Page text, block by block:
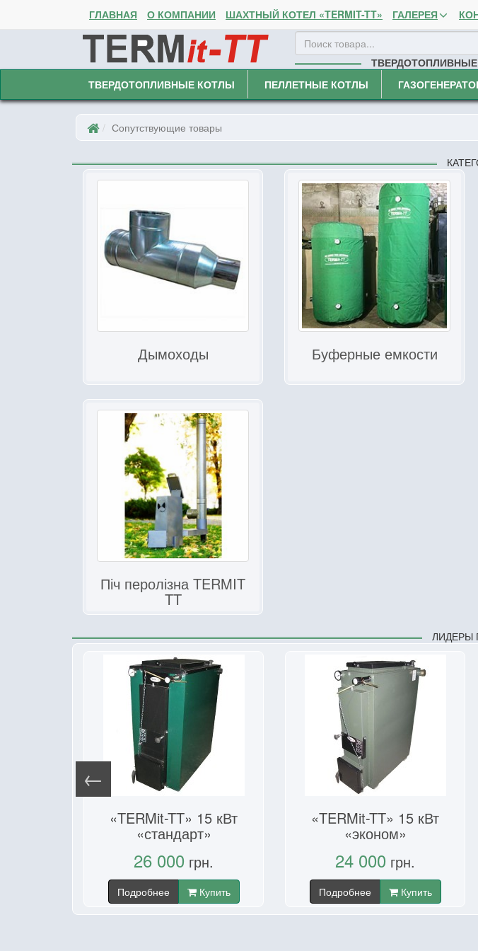
ГЛАВНАЯ О КОМПАНИИ ШАХТНЫЙ КОТЕЛ «TERMIT-TT» ГАЛЕРЕЯ
ТВЕРДОТОПЛИВНЫЕ КОТЛЫ ПЕЛЛЕТНЫЕ КОТЛЫ
Сопутствующие товары
Дымоходы Буферные емкости
Піч перолізна TERMIT
TT
ЛИДЕРЫ
«TERMit-TT» 15 кВт
«стандарт»
26 000 грн.
Подробнее Купить
«TERMit-TT» 15 кВт
«эконом»
24 000 грн.
Подробнее Купить